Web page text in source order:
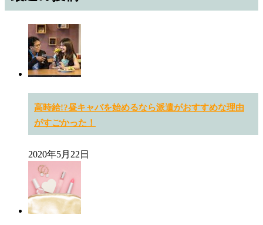
高時給!?昼キャバを始めるなら派遣がおすすめな理由
がすごかった！
2020年5月22日